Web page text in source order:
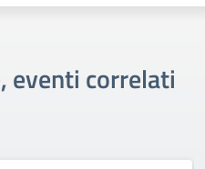
eventi correlati